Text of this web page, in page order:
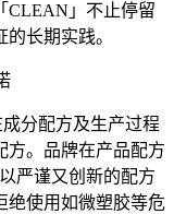
CLEAN」不止停留
长期实践。
分配方及生产过程
。品牌在产品配方
严谨又创新的配方
绝使用如微塑胶等危